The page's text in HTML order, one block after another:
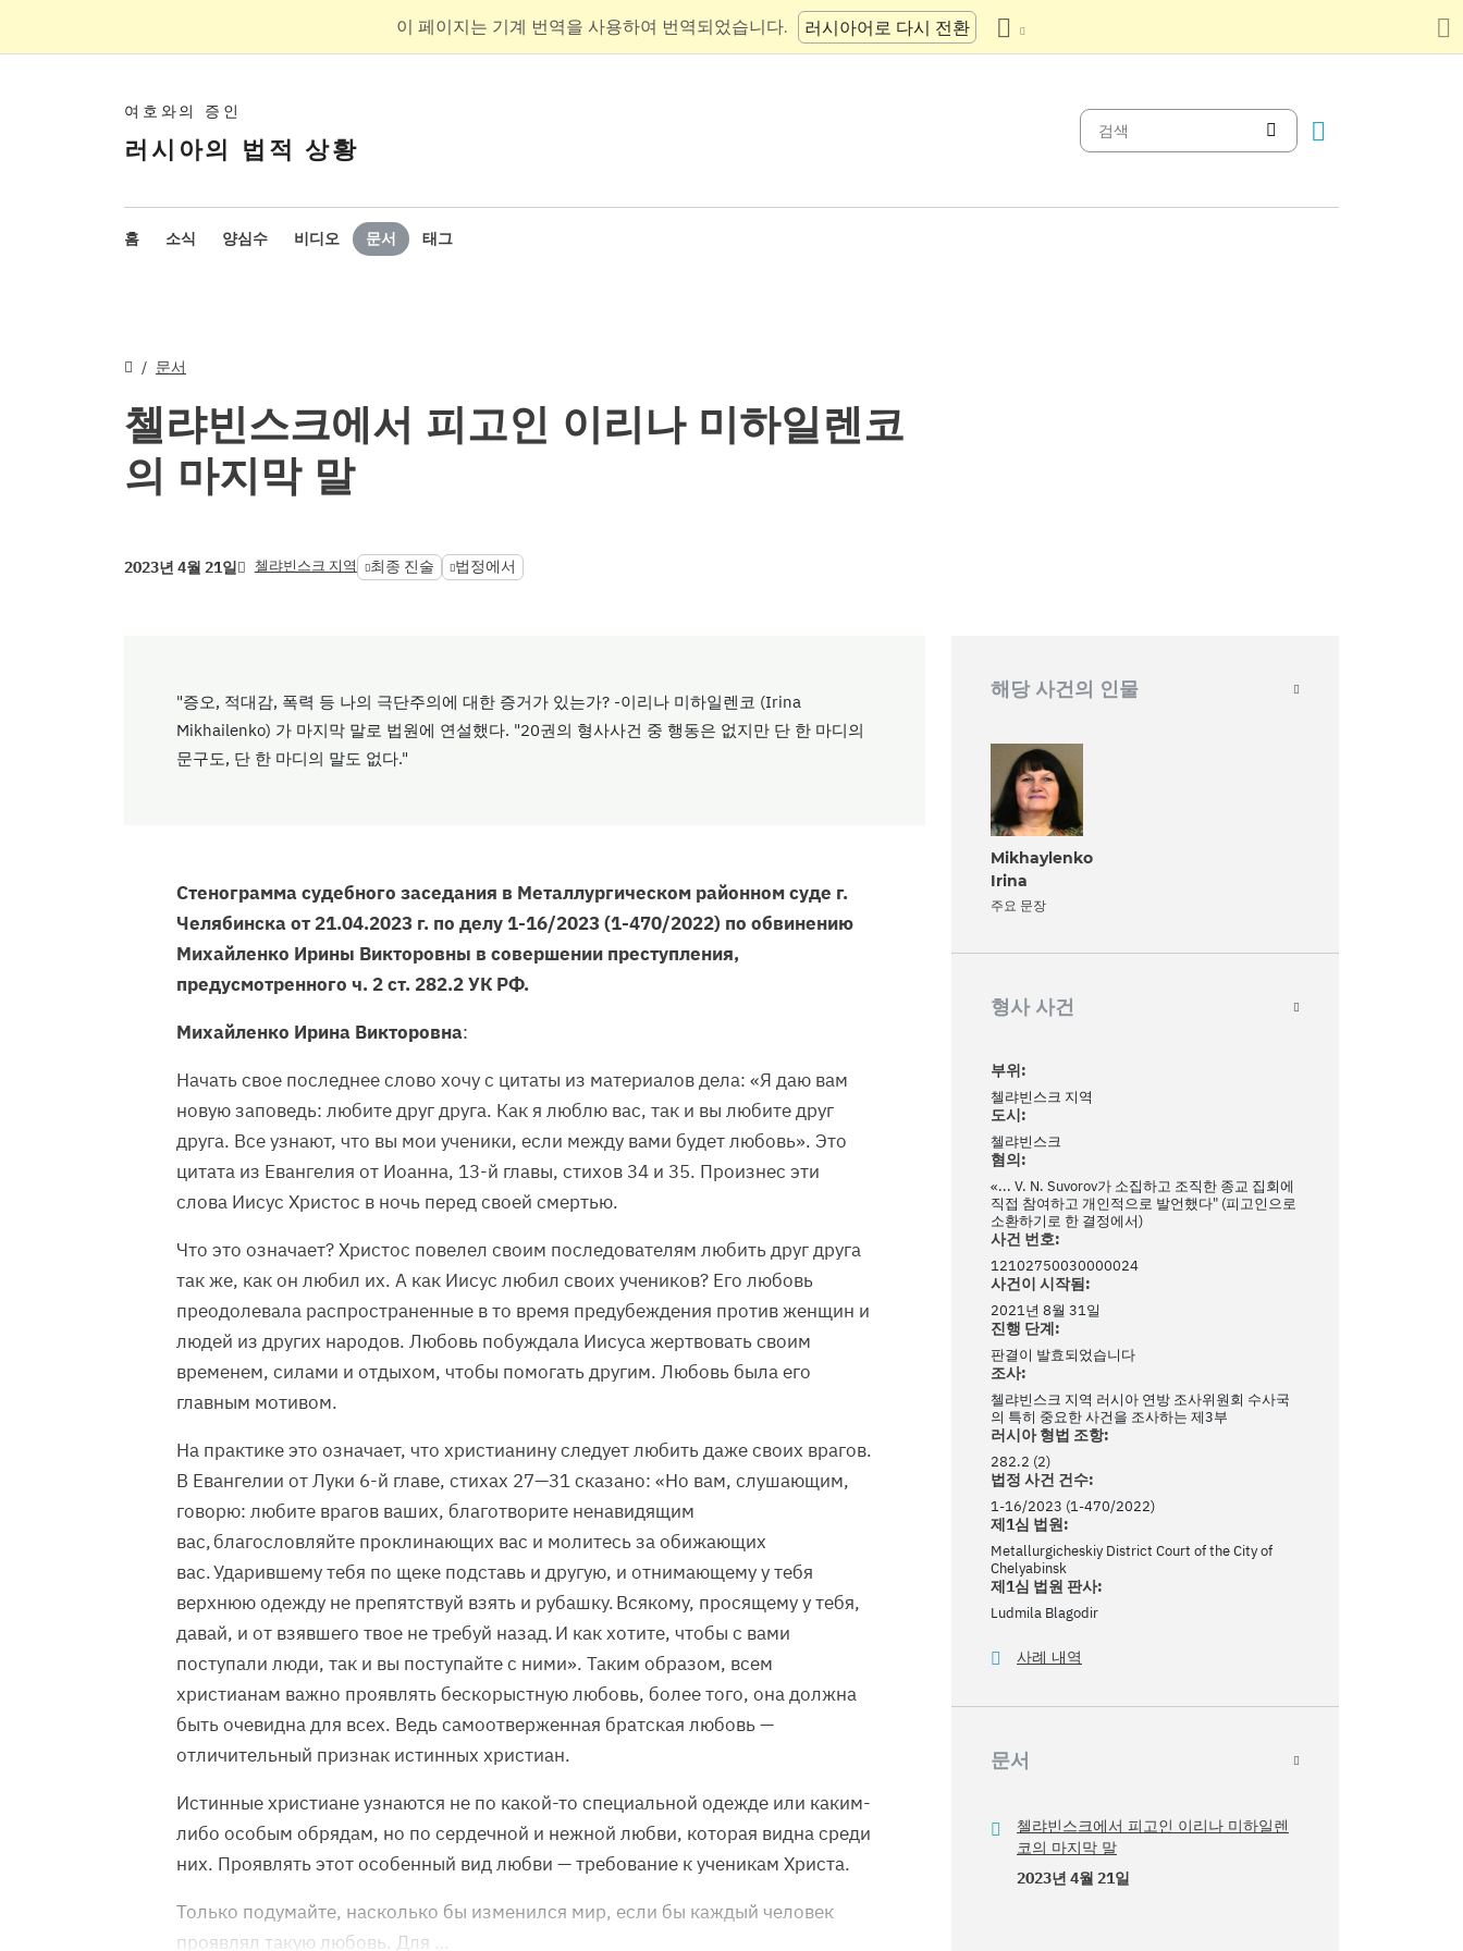
이 페이지는 기계 번역을 사용하여 번역되었습니다. 러시아어로 다시 전환
여호와의 증인
러시아의 법적 상황
홈 소식 양심수 비디오 문서 태그
문서
첼랴빈스크에서 피고인 이리나 미하일렌코
의 마지막 말
2023년 4월 21일 첼랴빈스크 지역 최종 진술 법정에서
"증오, 적대감, 폭력 등 나의 극단주의에 대한 증거가 있는가? -이리나 미하일렌코 (Irina
Mikhailenko) 가 마지막 말로 법원에 연설했다. "20권의 형사사건 중 행동은 없지만 단 한 마디의
문구도, 단 한 마디의 말도 없다."
Стенограмма судебного заседания в Металлургическом районном суде г.
Челябинска от 21.04.2023 г. по делу 1-16/2023 (1-470/2022) по обвинению
Михайленко Ирины Викторовны в совершении преступления,
предусмотренного ч. 2 ст. 282.2 УК РФ.
Михайленко Ирина Викторовна:
Начать свое последнее слово хочу с цитаты из материалов дела: «Я даю вам
новую заповедь: любите друг друга. Как я люблю вас, так и вы любите друг
друга. Все узнают, что вы мои ученики, если между вами будет любовь». Это
цитата из Евангелия от Иоанна, 13-й главы, стихов 34 и 35. Произнес эти
слова Иисус Христос в ночь перед своей смертью.
Что это означает? Христос повелел своим последователям любить друг друга
так же, как он любил их. А как Иисус любил своих учеников? Его любовь
преодолевала распространенные в то время предубеждения против женщин и
людей из других народов. Любовь побуждала Иисуса жертвовать своим
временем, силами и отдыхом, чтобы помогать другим. Любовь была его
главным мотивом.
На практике это означает, что христианину следует любить даже своих врагов.
В Евангелии от Луки 6-й главе, стихах 27—31 сказано: «Но вам, слушающим,
говорю: любите врагов ваших, благотворите ненавидящим
вас, благословляйте проклинающих вас и молитесь за обижающих
вас. Ударившему тебя по щеке подставь и другую, и отнимающему у тебя
верхнюю одежду не препятствуй взять и рубашку. Всякому, просящему у тебя,
давай, и от взявшего твое не требуй назад. И как хотите, чтобы с вами
поступали люди, так и вы поступайте с ними». Таким образом, всем
христианам важно проявлять бескорыстную любовь, более того, она должна
быть очевидна для всех. Ведь самоотверженная братская любовь —
отличительный признак истинных христиан.
Истинные христиане узнаются не по какой-то специальной одежде или каким-
либо особым обрядам, но по сердечной и нежной любви, которая видна среди
них. Проявлять этот особенный вид любви — требование к ученикам Христа.
Только подумайте, насколько бы изменился мир, если бы каждый человек
проявлял такую любовь. Для …
해당 사건의 인물
Mikhaylenko
Irina
주요 문장
형사 사건
부위:
첼랴빈스크 지역
도시:
첼랴빈스크
혐의:
«... V. N. Suvorov가 소집하고 조직한 종교 집회에
직접 참여하고 개인적으로 발언했다" (피고인으로
소환하기로 한 결정에서)
사건 번호:
12102750030000024
사건이 시작됨:
2021년 8월 31일
진행 단계:
판결이 발효되었습니다
조사:
첼랴빈스크 지역 러시아 연방 조사위원회 수사국
의 특히 중요한 사건을 조사하는 제3부
러시아 형법 조항:
282.2 (2)
법정 사건 건수:
1-16/2023 (1-470/2022)
제1심 법원:
Metallurgicheskiy District Court of the City of
Chelyabinsk
제1심 법원 판사:
Ludmila Blagodir
사례 내역
문서
첼랴빈스크에서 피고인 이리나 미하일렌
코의 마지막 말
2023년 4월 21일